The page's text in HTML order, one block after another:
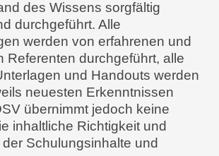
des Wissens sorgfältig
durchgeführt. Alle
werden von erfahrenen und
Referenten durchgeführt, alle
und Handouts werden
neuesten Erkenntnissen
übernimmt jedoch keine
inhaltliche Richtigkeit und
Schulungsinhalte und